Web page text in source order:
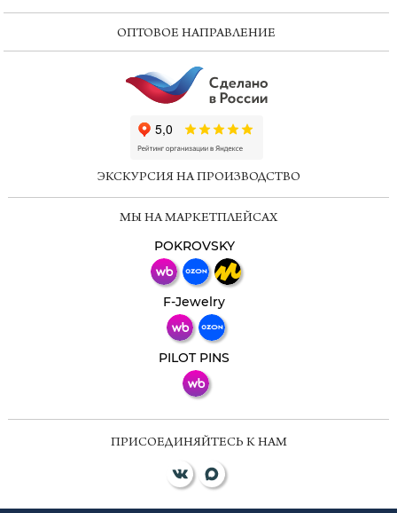
ОПТОВОЕ НАПРАВЛЕНИЕ
ЭКСКУРСИЯ НА ПРОИЗВОДСТВО
МЫ НА МАРКЕТПЛЕЙСАХ
POKROVSKY
F-Jewelry
PILOT PINS
ПРИСОЕДИНЯЙТЕСЬ К НАМ